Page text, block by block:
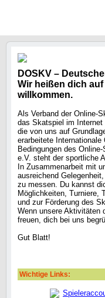
DOSKV –
Wir heißen dich
willkommen.
Als Verband der Online-
das Skatspiel im Internet
die von uns auf
erarbeitete Internationale
Bedingungen des
e.V. steht der sportliche
In Zusammenarbeit mit
ausreichend
zu messen. Du kannst
Möglichkeiten, Turniere,
und zur Förderung des
Wenn unsere Aktivitäten
freuen, dich bei uns
Gut Blatt!
Wichtige Links: